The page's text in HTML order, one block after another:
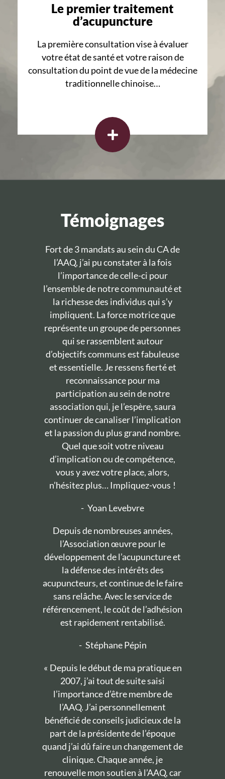
Le premier traitement
d’acupuncture
La première consultation vise à évaluer
votre état de santé et votre raison de
consultation du point de vue de la médecine
traditionnelle chinoise…
Témoignages
Fort de 3 mandats au sein du CA de
l’AAQ, j’ai pu constater à la fois
l’importance de celle-ci pour
l’ensemble de notre communauté et
la richesse des individus qui s’y
impliquent. La force motrice que
représente un groupe de personnes
qui se rassemblent autour
d’objectifs communs est fabuleuse
et essentielle. Je ressens fierté et
reconnaissance pour ma
participation au sein de notre
association qui, je l’espère, saura
continuer de canaliser l’implication
et la passion du plus grand nombre.
Quel que soit votre niveau
d’implication ou de compétence,
vous y avez votre place, alors,
n’hésitez plus… Impliquez-vous !
- Yoan Levebvre
Depuis de nombreuses années,
l’Association œuvre pour le
développement de l’acupuncture et
la défense des intérêts des
acupuncteurs, et continue de le faire
sans relâche. Avec le service de
référencement, le coût de l’adhésion
est rapidement rentabilisé.
- Stéphane Pépin
« Depuis le début de ma pratique en
2007, j’ai tout de suite saisi
l’importance d’être membre de
l’AAQ. J’ai personnellement
bénéficié de conseils judicieux de la
part de la présidente de l’époque
quand j’ai dû faire un changement de
clinique. Chaque année, je
renouvelle mon soutien à l’AAQ, car